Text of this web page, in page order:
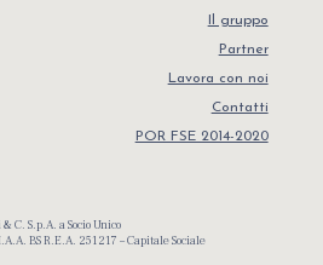
Il gruppo
Partner
Lavora con noi
Contatti
POR FSE 2014-2020
C. S.p.A. a Socio Unico
BS R.E.A. 251217 – Capitale Sociale